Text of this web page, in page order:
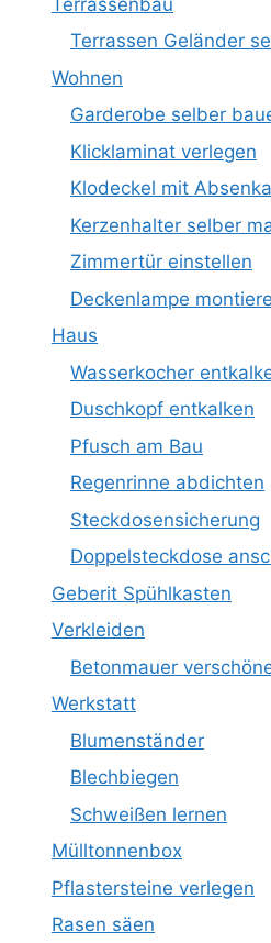
Terrassen Geländer
Wohnen
Garderobe selber
Klicklaminat verlegen
Klodeckel mit
Kerzenhalter selber
Zimmertür einstellen
Deckenlampe
Haus
Wasserkocher
Duschkopf entkalken
Pfusch am Bau
Regenrinne abdichten
Steckdosensicherung
Doppelsteckdose
Geberit Spühlkasten
Verkleiden
Betonmauer
Werkstatt
Blumenständer
Blechbiegen
Schweißen lernen
Mülltonnenbox
Pflastersteine verlegen
Rasen säen